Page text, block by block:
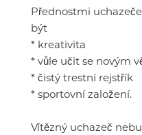
Přednostmi
být
* kreativita
* vůle učit se novým
* čistý trestní rejstřík
* sportovní založení.
Vítězný uchazeč